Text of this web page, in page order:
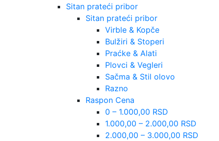
Sitan prateći pribor
Sitan prateći pribor
Virble & Kopče
Bulžiri & Stoperi
Praćke & Alati
Plovci & Vegleri
Sačma & Stil olovo
Razno
Raspon Cena
0 – 1.000,00 RSD
1.000,00 – 2.000,00 RSD
2.000,00 – 3.000,00 RSD